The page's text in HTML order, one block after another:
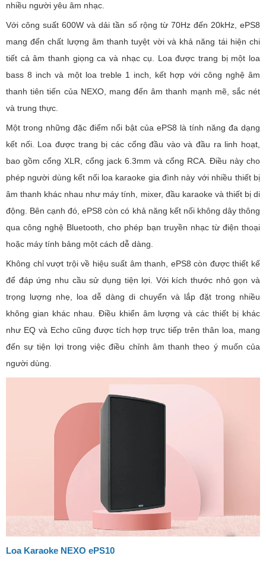
nhiều người yêu âm nhạc.
Với công suất 600W và dải tần số rộng từ 70Hz đến 20kHz, ePS8
mang đến chất lượng âm thanh tuyệt vời và khả năng tái hiện chi
tiết cả âm thanh giọng ca và nhạc cụ. Loa được trang bị một loa
bass 8 inch và một loa treble 1 inch, kết hợp với công nghệ âm
thanh tiên tiến của NEXO, mang đến âm thanh mạnh mẽ, sắc nét
và trung thực.
Một trong những đặc điểm nổi bật của ePS8 là tính năng đa dạng
kết nối. Loa được trang bị các cổng đầu vào và đầu ra linh hoạt,
bao gồm cổng XLR, cổng jack 6.3mm và cổng RCA. Điều này cho
phép người dùng kết nối loa karaoke gia đình này với nhiều thiết bị
âm thanh khác nhau như máy tính, mixer, đầu karaoke và thiết bị di
động. Bên cạnh đó, ePS8 còn có khả năng kết nối không dây thông
qua công nghệ Bluetooth, cho phép bạn truyền nhạc từ điện thoại
hoặc máy tính bảng một cách dễ dàng.
Không chỉ vượt trội về hiệu suất âm thanh, ePS8 còn được thiết kế
để đáp ứng nhu cầu sử dụng tiện lợi. Với kích thước nhỏ gọn và
trọng lượng nhẹ, loa dễ dàng di chuyển và lắp đặt trong nhiều
không gian khác nhau. Điều khiển âm lượng và các thiết bị khác
như EQ và Echo cũng được tích hợp trực tiếp trên thân loa, mang
đến sự tiện lợi trong việc điều chỉnh âm thanh theo ý muốn của
người dùng.
Loa Karaoke NEXO ePS10